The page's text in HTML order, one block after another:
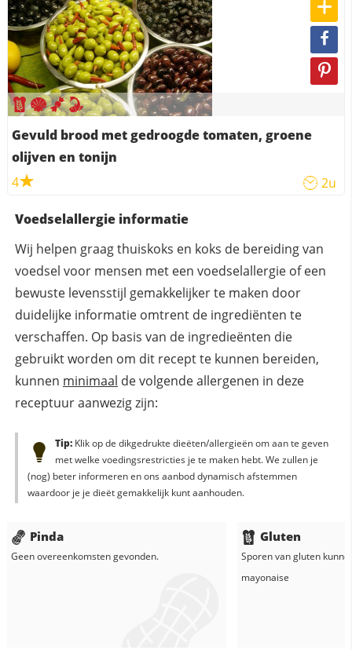
Gevuld brood met gedroogde tomaten, groene
olijven en tonijn
4
2u
Voedselallergie informatie
Wij helpen graag thuiskoks en koks de bereiding van
voedsel voor mensen met een voedselallergie of een
bewuste levensstijl gemakkelijker te maken door
duidelijke informatie omtrent de ingrediënten te
verschaffen. Op basis van de ingredieënten die
gebruikt worden om dit recept te kunnen bereiden,
kunnen minimaal de volgende allergenen in deze
receptuur aanwezig zijn:
Tip:Klik op de dikgedrukte dieëten/allergieën om aan te geven
met welke voedingsrestricties je te maken hebt. We zullen je
(nog) beter informeren en ons aanbod dynamisch afstemmen
waardoor je je dieët gemakkelijk kunt aanhouden.
Pinda
Geen overeenkomsten gevonden.
Gluten
Sporen van gluten
mayonaise